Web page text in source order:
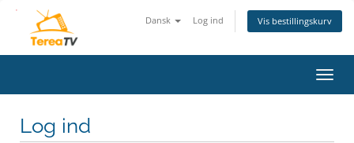
Dansk Log ind Vis bestillingskurv
Skift
Log ind